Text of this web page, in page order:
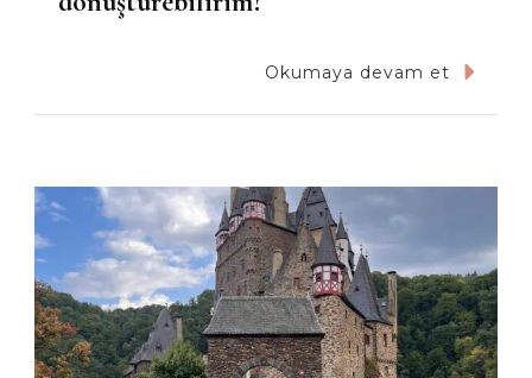
Okumaya devam et